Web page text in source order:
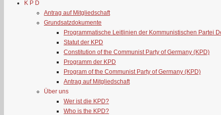
K P D
Antrag auf Mitgliedschaft
Grundsatzdokumente
Programmatische Leitlinien der Kommunistischen Partei
Statut der KPD
Constitution of the Communist Party of Germany (KPD)
Programm der KPD
Program of the Communist Party of Germany (KPD)
Antrag auf Mitgliedschaft
Über uns
Wer ist die KPD?
Who is the KPD?